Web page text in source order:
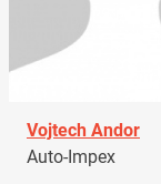
Vojtech Andor
Auto-Impex